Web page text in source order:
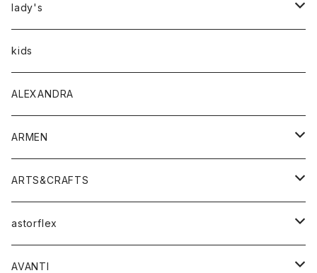
アウター
トップス
Tシャツ
シャツ
ボトムス
lady's
アウター
トップス
Tシャツ・カットソー
シャツ・ブラウス
ボトムス
パンツ
スカート
ワンピース・オールインワン
バッグ
シューズ
kids
ALEXANDRA
ARMEN
アウター
コート
ジャケット
トップス
ベスト
ワンピース
ARTS&CRAFTS
アクセサリー
ウォレット
astorflex
グッズ
AVANTI